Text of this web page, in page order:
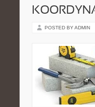
POSTED BY ADMIN